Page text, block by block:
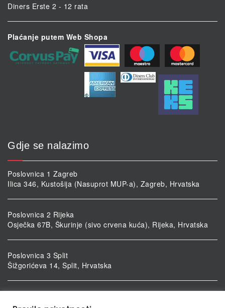
Diners Erste 2 - 12 rata
Plaćanje putem Web Shopa
Gdje se nalazimo
Poslovnica 1 Zagreb
Ilica 346, Kustošija (Nasuprot MUP-a), Zagreb, Hrvatska
Poslovnica 2 Rijeka
Osječka 67B, Škurinje (sivo crvena kuća), Rijeka, Hrvatska
Poslovnica 3 Split
Šižgorićeva 14, Split, Hrvatska